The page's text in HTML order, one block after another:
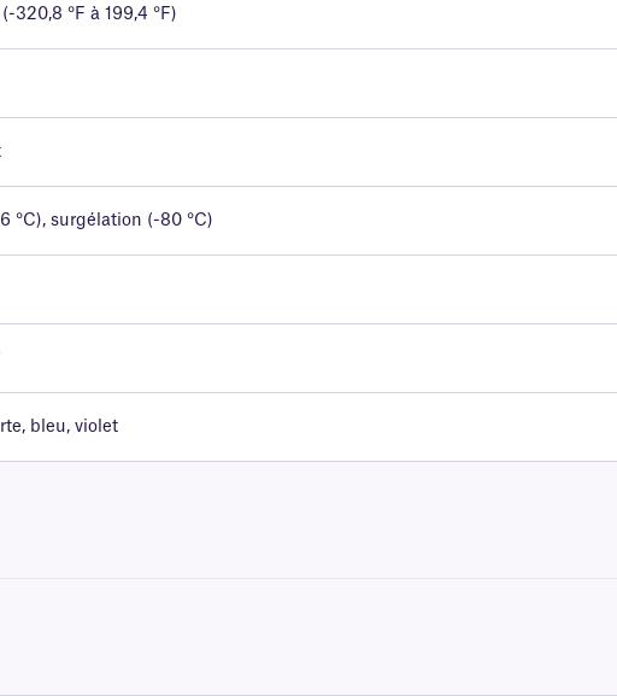
320,8 °F à 199,4 °F)
°C), surgélation (-80 °C)
bleu, violet